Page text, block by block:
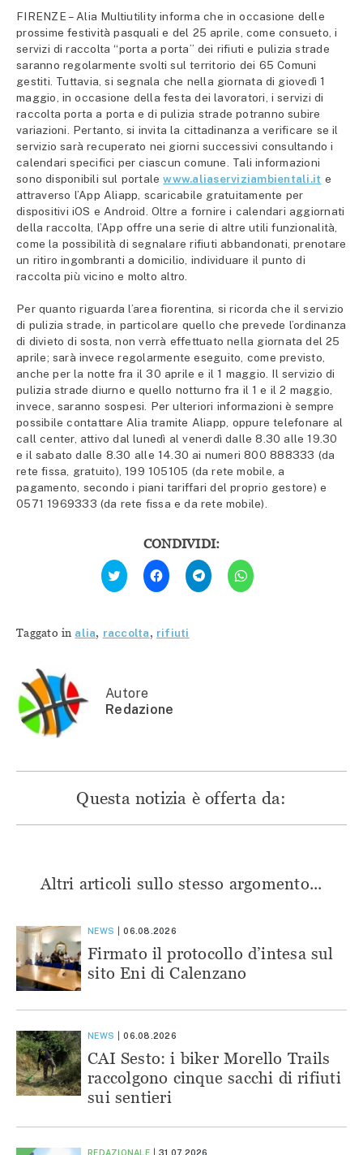
FIRENZE – Alia Multiutility informa che in occasione delle
prossime festività pasquali e del 25 aprile, come consueto, i
servizi di raccolta “porta a porta” dei rifiuti e pulizia strade
saranno regolarmente svolti sul territorio dei 65 Comuni
gestiti. Tuttavia, si segnala che nella giornata di giovedì 1
maggio, in occasione della festa dei lavoratori, i servizi di
raccolta porta a porta e di pulizia strade potranno subire
variazioni. Pertanto, si invita la cittadinanza a verificare se il
servizio sarà recuperato nei giorni successivi consultando i
calendari specifici per ciascun comune. Tali informazioni
sono disponibili sul portalewww.aliaserviziambientali.it e
attraverso l’App Aliapp, scaricabile gratuitamente per
dispositivi iOS e Android. Oltre a fornire i calendari aggiornati
della raccolta, l’App offre una serie di altre utili funzionalità,
come la possibilità di segnalare rifiuti abbandonati, prenotare
un ritiro ingombranti a domicilio, individuare il punto di
raccolta più vicino e molto altro.
Per quanto riguarda l’area fiorentina, si ricorda che il servizio
di pulizia strade, in particolare quello che prevede l’ordinanza
di divieto di sosta, non verrà effettuato nella giornata del 25
aprile; sarà invece regolarmente eseguito, come previsto,
anche per la notte fra il 30 aprile e il 1 maggio. Il servizio di
pulizia strade diurno e quello notturno fra il 1 e il 2 maggio,
invece, saranno sospesi. Per ulteriori informazioni è sempre
possibile contattare Alia tramite Aliapp, oppure telefonare al
call center, attivo dal lunedì al venerdì dalle 8.30 alle 19.30
e il sabato dalle 8.30 alle 14.30 ai numeri 800 888333 (da
rete fissa, gratuito), 199 105105 (da rete mobile, a
pagamento, secondo i piani tariffari del proprio gestore) e
0571 1969333 (da rete fissa e da rete mobile).
CONDIVIDI:
Fai
clic
qui
Twitter
(Si
finestra)
Fai
clic
per
condividere
(Si
apre
Fai
clic
per
condividere
Fai
clic
per
Taggato in alia, raccolta, rifiuti
Autore
Redazione
Questa notizia è offerta da:
Altri articoli sullo stesso argomento...
NEWS 06.08.2026
Firmato il protocollo d’intesa sul
sito Eni di Calenzano
NEWS 06.08.2026
CAI Sesto: i biker Morello Trails
raccolgono cinque sacchi di rifiuti
sui sentieri
REDAZIONALE 31.07.2026